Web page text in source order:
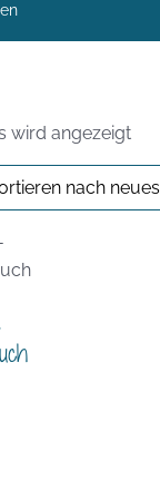
wird angezeigt